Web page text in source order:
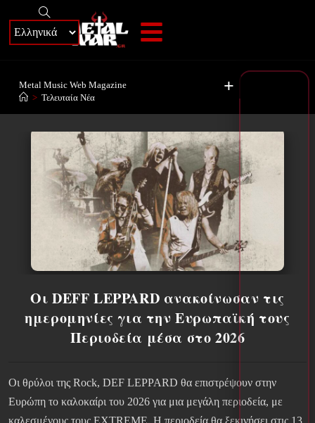
+
Metal Music Web Magazine
> Τελευταία Νέα
Οι DEFF LEPPARD ανακοίνωσαν τις
ημερομηνίες για την Ευρωπαϊκή τους
Περιοδεία μέσα στο 2026
Οι θρύλοι της Rock, DEF LEPPARD θα επιστρέψουν στην
Ευρώπη το καλοκαίρι του 2026 για μια μεγάλη περιοδεία, με
καλεσμένους τους EXTREME. Η περιοδεία θα ξεκινήσει στις 13